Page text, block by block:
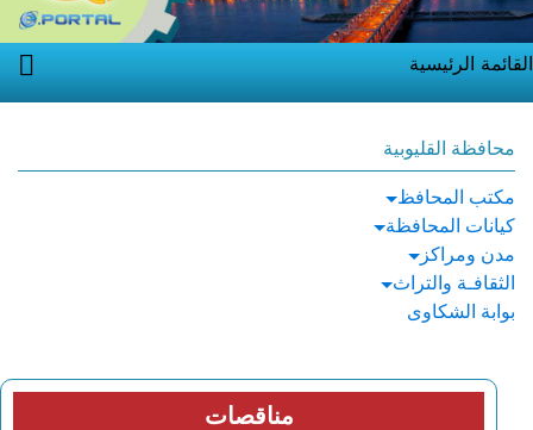
القائمة الرئيسية
محافظة القليوبية
مكتب المحافظ
كيانات المحافظة
مدن ومراكز
الثقافـة والتراث
بوابة الشكاوى
مناقصات